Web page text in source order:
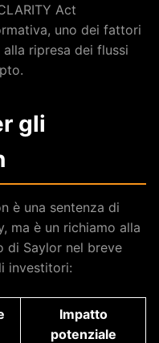
Act
uno dei fattori
ripresa dei flussi
gli
è una sentenza di
ma è un richiamo alla
di Saylor nel breve
investitori:
Impatto
potenziale